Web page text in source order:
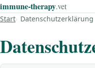
immune‑therapy.vet
Start Datenschutzerklärung